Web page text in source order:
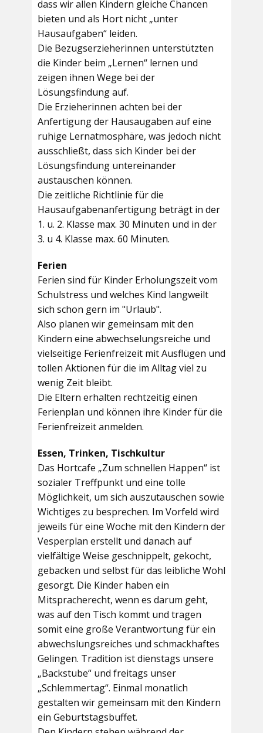
dass wir allen Kindern gleiche Chancen
bieten und als Hort nicht „unter
Hausaufgaben“ leiden.
Die Bezugserzieherinnen unterstützten
die Kinder beim „Lernen“ lernen und
zeigen ihnen Wege bei der
Lösungsfindung auf.
Die Erzieherinnen achten bei der
Anfertigung der Hausaugaben auf eine
ruhige Lernatmosphäre, was jedoch nicht
ausschließt, dass sich Kinder bei der
Lösungsfindung untereinander
austauschen können.
Die zeitliche Richtlinie für die
Hausaufgabenanfertigung beträgt in der
1. u. 2. Klasse max. 30 Minuten und in der
3. u 4. Klasse max. 60 Minuten.
Ferien
Ferien sind für Kinder Erholungszeit vom
Schulstress und welches Kind langweilt
sich schon gern im "Urlaub".
Also planen wir gemeinsam mit den
Kindern eine abwechselungsreiche und
vielseitige Ferienfreizeit mit Ausflügen und
tollen Aktionen für die im Alltag viel zu
wenig Zeit bleibt.
Die Eltern erhalten rechtzeitig einen
Ferienplan und können ihre Kinder für die
Ferienfreizeit anmelden.
Essen, Trinken, Tischkultur
Das Hortcafe „Zum schnellen Happen“ ist
sozialer Treffpunkt und eine tolle
Möglichkeit, um sich auszutauschen sowie
Wichtiges zu besprechen. Im Vorfeld wird
jeweils für eine Woche mit den Kindern der
Vesperplan erstellt und danach auf
vielfältige Weise geschnippelt, gekocht,
gebacken und selbst für das leibliche Wohl
gesorgt. Die Kinder haben ein
Mitspracherecht, wenn es darum geht,
was auf den Tisch kommt und tragen
somit eine große Verantwortung für ein
abwechslungsreiches und schmackhaftes
Gelingen. Tradition ist dienstags unsere
„Backstube“ und freitags unser
„Schlemmertag“. Einmal monatlich
gestalten wir gemeinsam mit den Kindern
ein Geburtstagsbuffet.